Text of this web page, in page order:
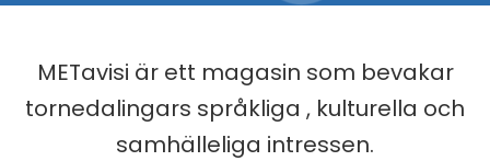
METavisi är ett magasin som bevakar
tornedalingars språkliga , kulturella och
samhälleliga intressen.